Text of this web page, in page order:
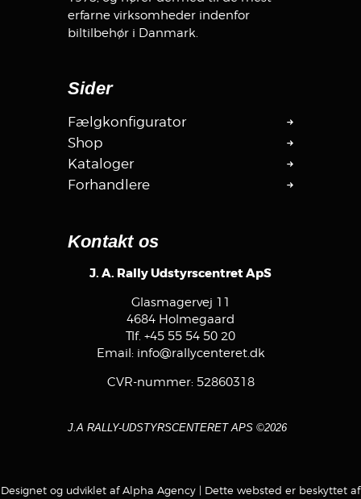
erfarne virksomheder indenfor
biltilbehør i Danmark.
Sider
Fælgkonfigurator
Shop
Kataloger
Forhandlere
Kontakt os
J. A. Rally Udstyrscentret ApS
Glasmagervej 11
4684 Holmegaard
Tlf. +45 55 54 50 20
Email: info@rallycenteret.dk
CVR-nummer: 52860318
J.A RALLY-UDSTYRSCENTERET APS ©2026
Designet og udviklet af Alpha Agency | Dette websted er beskyttet af